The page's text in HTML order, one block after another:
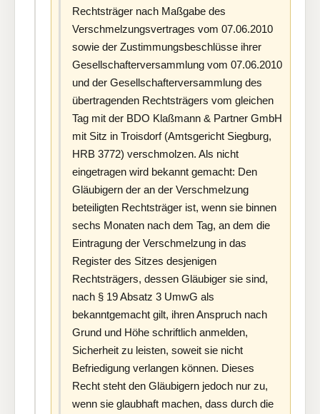
Rechtsträger nach Maßgabe des
Verschmelzungsvertrages vom 07.06.2010
sowie der Zustimmungsbeschlüsse ihrer
Gesellschafterversammlung vom 07.06.2010
und der Gesellschafterversammlung des
übertragenden Rechtsträgers vom gleichen
Tag mit der BDO Klaßmann & Partner GmbH
mit Sitz in Troisdorf (Amtsgericht Siegburg,
HRB 3772) verschmolzen. Als nicht
eingetragen wird bekannt gemacht: Den
Gläubigern der an der Verschmelzung
beteiligten Rechtsträger ist, wenn sie binnen
sechs Monaten nach dem Tag, an dem die
Eintragung der Verschmelzung in das
Register des Sitzes desjenigen
Rechtsträgers, dessen Gläubiger sie sind,
nach § 19 Absatz 3 UmwG als
bekanntgemacht gilt, ihren Anspruch nach
Grund und Höhe schriftlich anmelden,
Sicherheit zu leisten, soweit sie nicht
Befriedigung verlangen können. Dieses
Recht steht den Gläubigern jedoch nur zu,
wenn sie glaubhaft machen, dass durch die